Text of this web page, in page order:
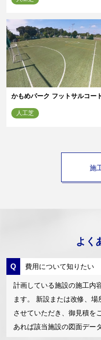
かもめパーク フットサルコー
人工芝
施
よく
費用について知りたい
計画している施設の施工内
ます。 新設または改修、
させていただき、御見積を
あれば該当施設の図面デー